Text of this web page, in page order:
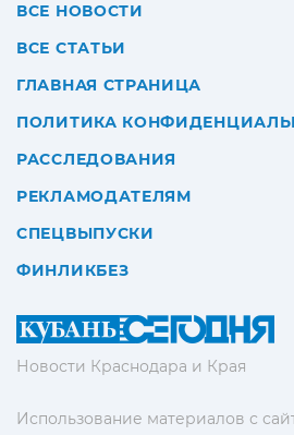
Новости Краснодара и Края
Использование материалов с
ВСЕ НОВОСТИ
ВСЕ СТАТЬИ
ГЛАВНАЯ СТРАНИЦА
ПОЛИТИКА
РАССЛЕДОВАНИЯ
РЕКЛАМОДАТЕЛЯМ
СПЕЦВЫПУСКИ
ФИНЛИКБЕЗ